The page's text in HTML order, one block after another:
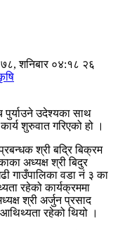
शनिबार ०४:१८ २६
पुर्याउने उदेश्यका साथ
शुरुवात गरिएको हो ।
श्री बद्रि बिक्रम
अध्यक्ष श्री बिदुर
गाउँपालिका वडा नं ३ का
रहेको कार्यक्रममा
श्री अर्जुन प्रसाद
रहेको थियो ।